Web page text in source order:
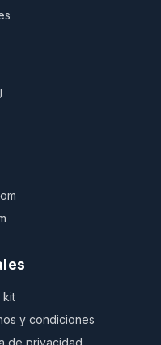
kit
y condiciones
de privacidad